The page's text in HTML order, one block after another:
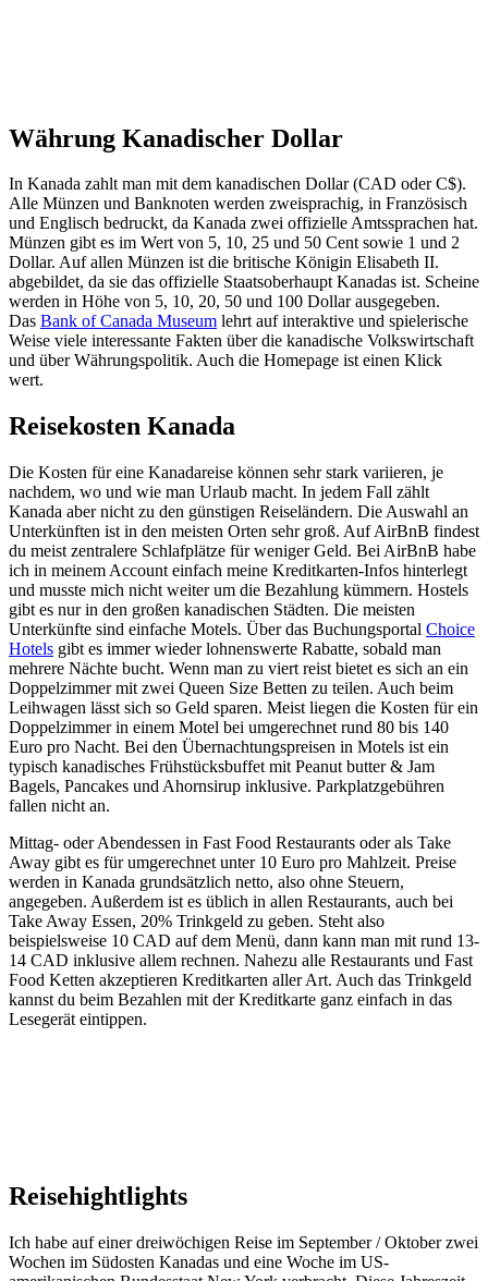
Währung Kanadischer Dollar
In Kanada zahlt man mit dem kanadischen Dollar (CAD oder C$).
Alle Münzen und Banknoten werden zweisprachig, in Französisch
und Englisch bedruckt, da Kanada zwei offizielle Amtssprachen hat.
Münzen gibt es im Wert von 5, 10, 25 und 50 Cent sowie 1 und 2
Dollar. Auf allen Münzen ist die britische Königin Elisabeth II.
abgebildet, da sie das offizielle Staatsoberhaupt Kanadas ist. Scheine
werden in Höhe von 5, 10, 20, 50 und 100 Dollar ausgegeben.
Das Bank of Canada Museum lehrt auf interaktive und spielerische
Weise viele interessante Fakten über die kanadische Volkswirtschaft
und über Währungspolitik. Auch die Homepage ist einen Klick
wert.
Reisekosten Kanada
Die Kosten für eine Kanadareise können sehr stark variieren, je
nachdem, wo und wie man Urlaub macht. In jedem Fall zählt
Kanada aber nicht zu den günstigen Reiseländern. Die Auswahl an
Unterkünften ist in den meisten Orten sehr groß. Auf AirBnB findest
du meist zentralere Schlafplätze für weniger Geld. Bei AirBnB habe
ich in meinem Account einfach meine Kreditkarten-Infos hinterlegt
und musste mich nicht weiter um die Bezahlung kümmern. Hostels
gibt es nur in den großen kanadischen Städten. Die meisten
Unterkünfte sind einfache Motels. Über das Buchungsportal Choice
Hotels gibt es immer wieder lohnenswerte Rabatte, sobald man
mehrere Nächte bucht. Wenn man zu viert reist bietet es sich an ein
Doppelzimmer mit zwei Queen Size Betten zu teilen. Auch beim
Leihwagen lässt sich so Geld sparen. Meist liegen die Kosten für ein
Doppelzimmer in einem Motel bei umgerechnet rund 80 bis 140
Euro pro Nacht. Bei den Übernachtungspreisen in Motels ist ein
typisch kanadisches Frühstücksbuffet mit Peanut butter & Jam
Bagels, Pancakes und Ahornsirup inklusive. Parkplatzgebühren
fallen nicht an.
Mittag- oder Abendessen in Fast Food Restaurants oder als Take
Away gibt es für umgerechnet unter 10 Euro pro Mahlzeit. Preise
werden in Kanada grundsätzlich netto, also ohne Steuern,
angegeben. Außerdem ist es üblich in allen Restaurants, auch bei
Take Away Essen, 20% Trinkgeld zu geben. Steht also
beispielsweise 10 CAD auf dem Menü, dann kann man mit rund 13-
14 CAD inklusive allem rechnen. Nahezu alle Restaurants und Fast
Food Ketten akzeptieren Kreditkarten aller Art. Auch das Trinkgeld
kannst du beim Bezahlen mit der Kreditkarte ganz einfach in das
Lesegerät eintippen.
Reisehightlights
Ich habe auf einer dreiwöchigen Reise im September / Oktober zwei
Wochen im Südosten Kanadas und eine Woche im US-